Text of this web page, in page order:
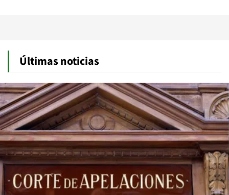
Últimas noticias